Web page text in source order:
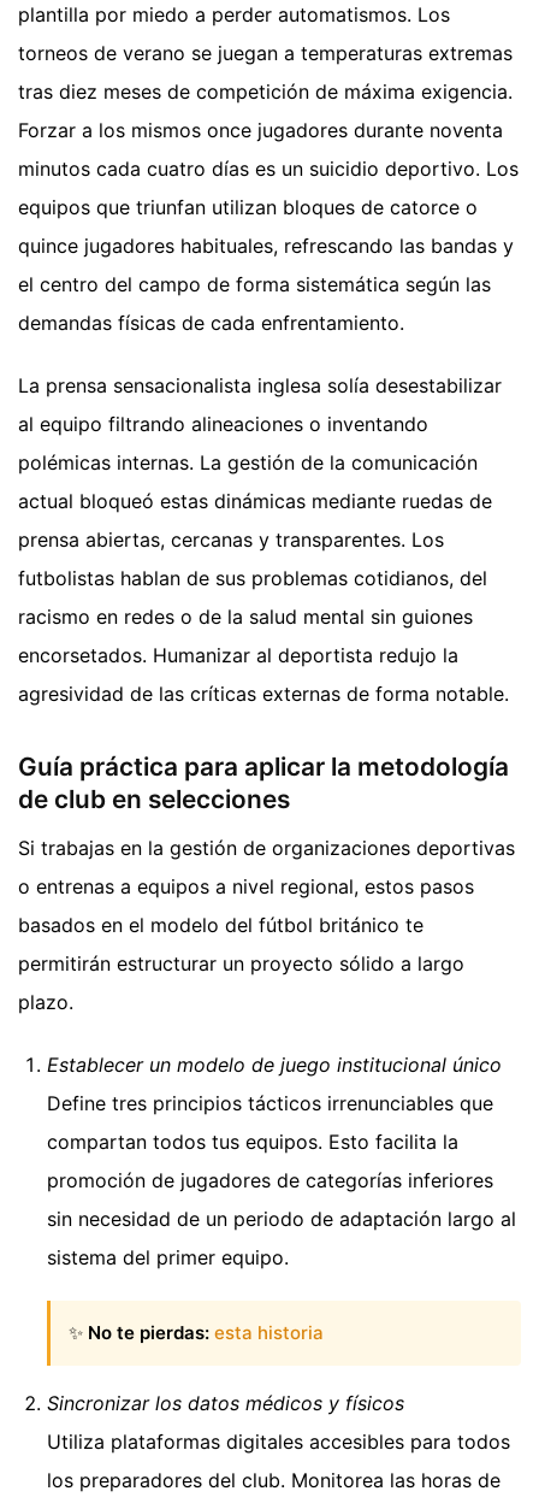
plantilla por miedo a perder automatismos. Los
torneos de verano se juegan a temperaturas extremas
tras diez meses de competición de máxima exigencia.
Forzar a los mismos once jugadores durante noventa
minutos cada cuatro días es un suicidio deportivo. Los
equipos que triunfan utilizan bloques de catorce o
quince jugadores habituales, refrescando las bandas y
el centro del campo de forma sistemática según las
demandas físicas de cada enfrentamiento.
La prensa sensacionalista inglesa solía desestabilizar
al equipo filtrando alineaciones o inventando
polémicas internas. La gestión de la comunicación
actual bloqueó estas dinámicas mediante ruedas de
prensa abiertas, cercanas y transparentes. Los
futbolistas hablan de sus problemas cotidianos, del
racismo en redes o de la salud mental sin guiones
encorsetados. Humanizar al deportista redujo la
agresividad de las críticas externas de forma notable.
Guía práctica para aplicar la metodología
de club en selecciones
Si trabajas en la gestión de organizaciones deportivas
o entrenas a equipos a nivel regional, estos pasos
basados en el modelo del fútbol británico te
permitirán estructurar un proyecto sólido a largo
plazo.
Establecer un modelo de juego institucional único
Define tres principios tácticos irrenunciables que
compartan todos tus equipos. Esto facilita la
promoción de jugadores de categorías inferiores
sin necesidad de un periodo de adaptación largo al
sistema del primer equipo.
✨ No te pierdas: esta historia
Sincronizar los datos médicos y físicos
Utiliza plataformas digitales accesibles para todos
los preparadores del club. Monitorea las horas de